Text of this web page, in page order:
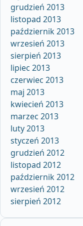
grudzień 2013
listopad 2013
październik 2013
wrzesień 2013
sierpień 2013
lipiec 2013
czerwiec 2013
maj 2013
kwiecień 2013
marzec 2013
luty 2013
styczeń 2013
grudzień 2012
listopad 2012
październik 2012
wrzesień 2012
sierpień 2012